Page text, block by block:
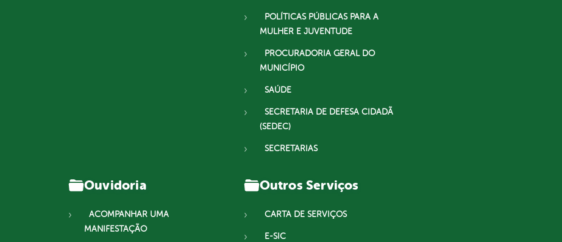
POLÍTICAS PÚBLICAS PARA A
MULHER E JUVENTUDE
PROCURADORIA GERAL DO
MUNICÍPIO
SAÚDE
SECRETARIA DE DEFESA CIDADÃ
(SEDEC)
SECRETARIAS
Ouvidoria
ACOMPANHAR UMA
MANIFESTAÇÃO
Outros Serviços
CARTA DE SERVIÇOS
E-SIC